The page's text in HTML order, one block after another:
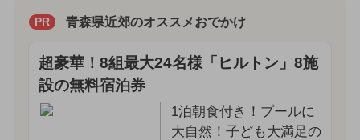
PR 青森県近郊のオススメおでかけ
超豪華！8組最大24名様「ヒルトン」8施
設の無料宿泊券
1泊朝食付き！プールに
大自然！子ども大満足の